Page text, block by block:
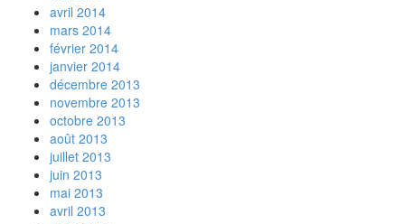
avril 2014
mars 2014
février 2014
janvier 2014
décembre 2013
novembre 2013
octobre 2013
août 2013
juillet 2013
juin 2013
mai 2013
avril 2013